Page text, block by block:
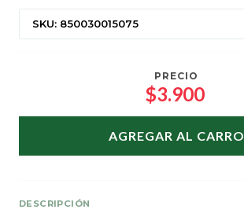
SKU: 850030015075
PRECIO
$3.900
AGREGAR AL CARRO
DESCRIPCIÓN